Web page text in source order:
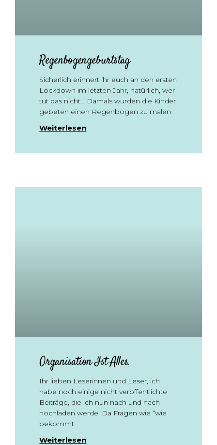
Regenbogengeburtstag
Sicherlich erinnert ihr euch an den ersten
Lockdown im letzten Jahr, natürlich, wer
tut das nicht… Damals wurden die Kinder
gebeten einen Regenbogen zu malen
Weiterlesen
Organisation Ist Alles.
Ihr lieben Leserinnen und Leser, ich
habe noch einige nicht veröffentlichte
Beiträge, die ich nun nach und nach
hochladen werde. Da Fragen wie “wie
bekommt
Weiterlesen